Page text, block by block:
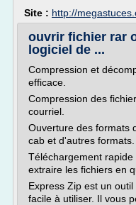
Site : http://
ouvrir fichier rar
logiciel de ...
Compression et
efficace.
Compression des
courriel.
Ouverture des formats
cab et d'autres formats.
Téléchargement
extraire les fichiers en
Express Zip est un
facile à utiliser. Il vous